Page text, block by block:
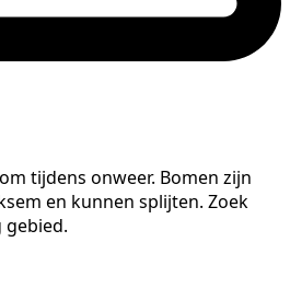
tijdens onweer. Bomen zijn
en kunnen splijten. Zoek
gebied.